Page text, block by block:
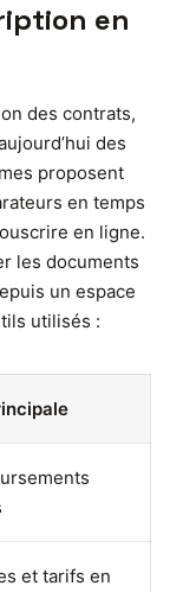
en
des contrats,
des
proposent
en temps
en ligne.
les documents
un espace
utilisés :
et tarifs en